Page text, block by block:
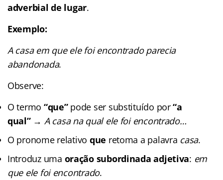
adverbial de lugar.
Exemplo:
A casa em que ele foi encontrado parecia
abandonada.
Observe:
O termo “que”pode ser substituído por“a
qual”→ A casa na qual ele foi encontrado…
O pronome relativo que retoma a palavra casa.
Introduz uma oração subordinada adjetiva: em
que ele foi encontrado.